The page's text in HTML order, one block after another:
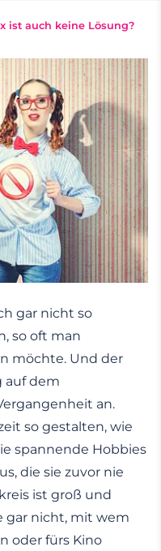
ist auch keine Lösung?
gar nicht so
so oft man
möchte. Und der
auf dem
an.
so gestalten, wie
spannende Hobbies
die sie zuvor nie
ist groß und
gar nicht, mit wem
oder fürs Kino